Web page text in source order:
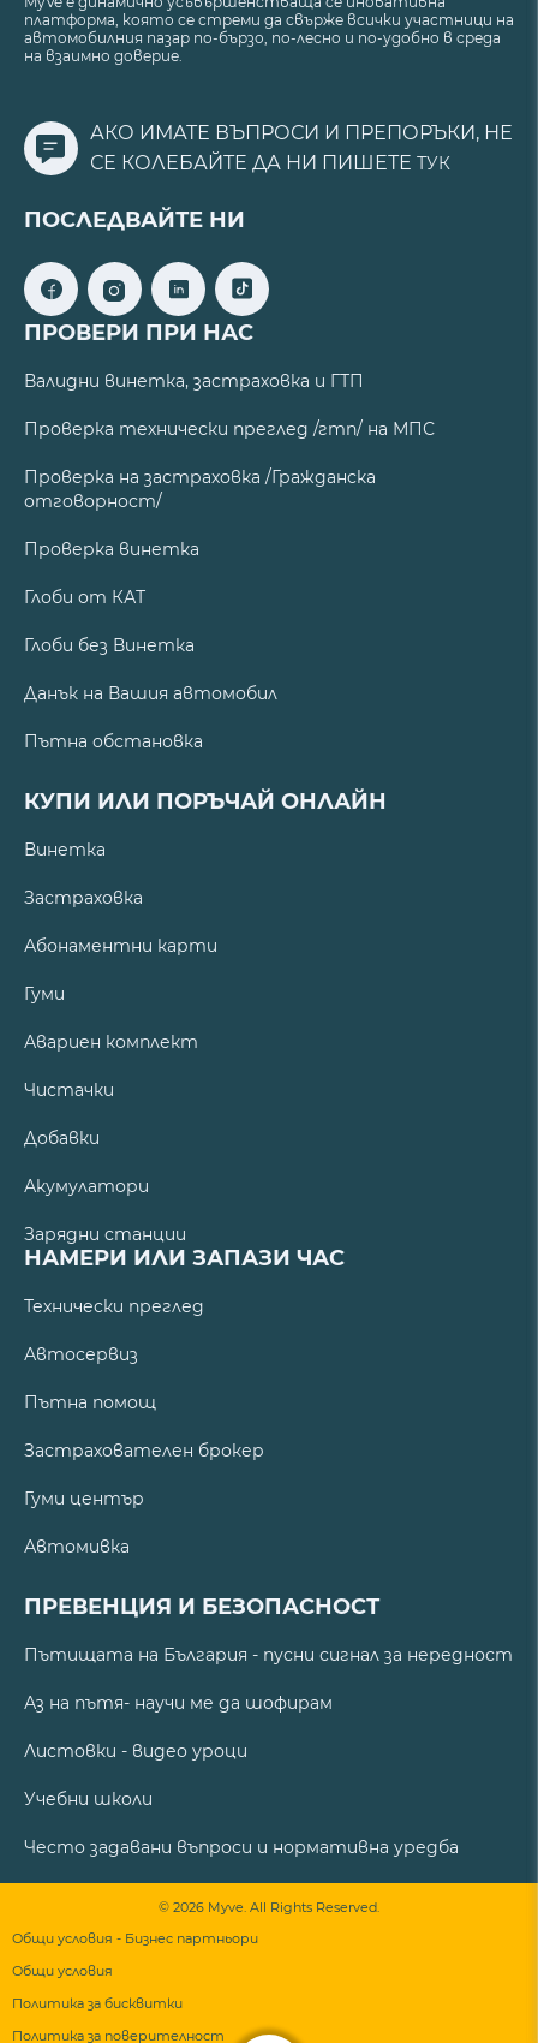
платформа, която се стреми да свърже всички участници на
автомобилния пазар по-бързо, по-лесно и по-удобно в среда
на взаимно доверие.
АКО ИМАТЕ ВЪПРОСИ И ПРЕПОРЪКИ, НЕ
СЕ КОЛЕБАЙТЕ ДА НИ ПИШЕТЕ ТУК
ПОСЛЕДВАЙТЕ НИ
ПРОВЕРИ ПРИ НАС
Валидни винетка, застраховка и ГТП
Проверка технически преглед /гтп/ на МПС
Проверка на застраховка /Гражданска
отговорност/
Проверка винетка
Глоби от КАТ
Глоби без Винетка
Данък на Вашия автомобил
Пътна обстановка
КУПИ ИЛИ ПОРЪЧАЙ ОНЛАЙН
Винетка
Застраховка
Абонаментни карти
Гуми
Авариен комплект
Чистачки
Добавки
Акумулатори
Зарядни станции
НАМЕРИ ИЛИ ЗАПАЗИ ЧАС
Технически преглед
Автосервиз
Пътна помощ
Застрахователен брокер
Гуми център
Автомивка
ПРЕВЕНЦИЯ И БЕЗОПАСНОСТ
Пътищата на България - пусни сигнал за нередност
Аз на пътя- научи ме да шофирам
Листовки - видео уроци
Учебни школи
Често задавани въпроси и нормативна уредба
© 2026 Myve. All Rights Reserved.
Общи условия - Бизнес партньори
Общи условия
Политика за бисквитки
Политика за поверителност